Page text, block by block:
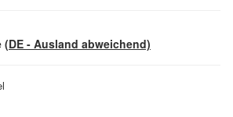
(DE - Ausland abweichend)